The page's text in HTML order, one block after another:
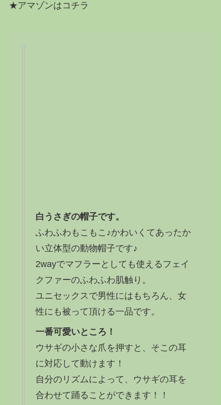
★アマゾンはコチラ
白うさぎの帽子です。
ふわふわもこもこ♪かわいくてあったか
い立体型の動物帽子です♪
2wayでマフラーとしても使えるフェイ
クファーのふわふわ肌触り。
ユニセックスで男性にはもちろん、女
性にも被って頂ける一品です。
一番可愛いところ！
ウサギの小さな爪を押すと、そこの耳
に対応して動けます！
自分のリズムによって、ウサギの耳を
合わせて踊ることができます！！